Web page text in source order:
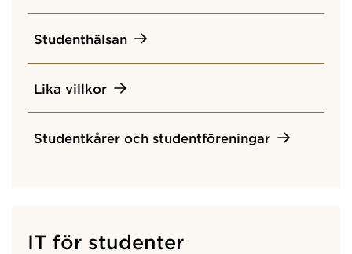
Studenthälsan
Lika villkor
Studentkårer och studentföreningar
IT för studenter